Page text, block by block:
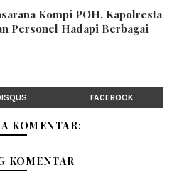
Kompi POH, Kapolresta
Personel Hadapi Berbagai
FACEBOOK
KOMENTAR:
KOMENTAR